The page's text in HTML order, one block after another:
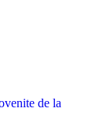
de la